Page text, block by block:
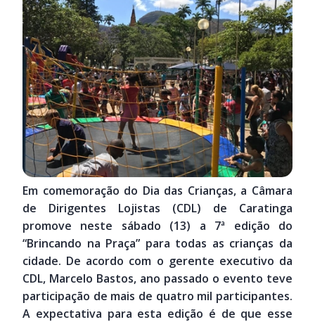
Em comemoração do Dia das Crianças, a Câmara
de Dirigentes Lojistas (CDL) de Caratinga
promove neste sábado (13) a 7ª edição do
“Brincando na Praça” para todas as crianças da
cidade. De acordo com o gerente executivo da
CDL, Marcelo Bastos, ano passado o evento teve
participação de mais de quatro mil participantes.
A expectativa para esta edição é de que esse